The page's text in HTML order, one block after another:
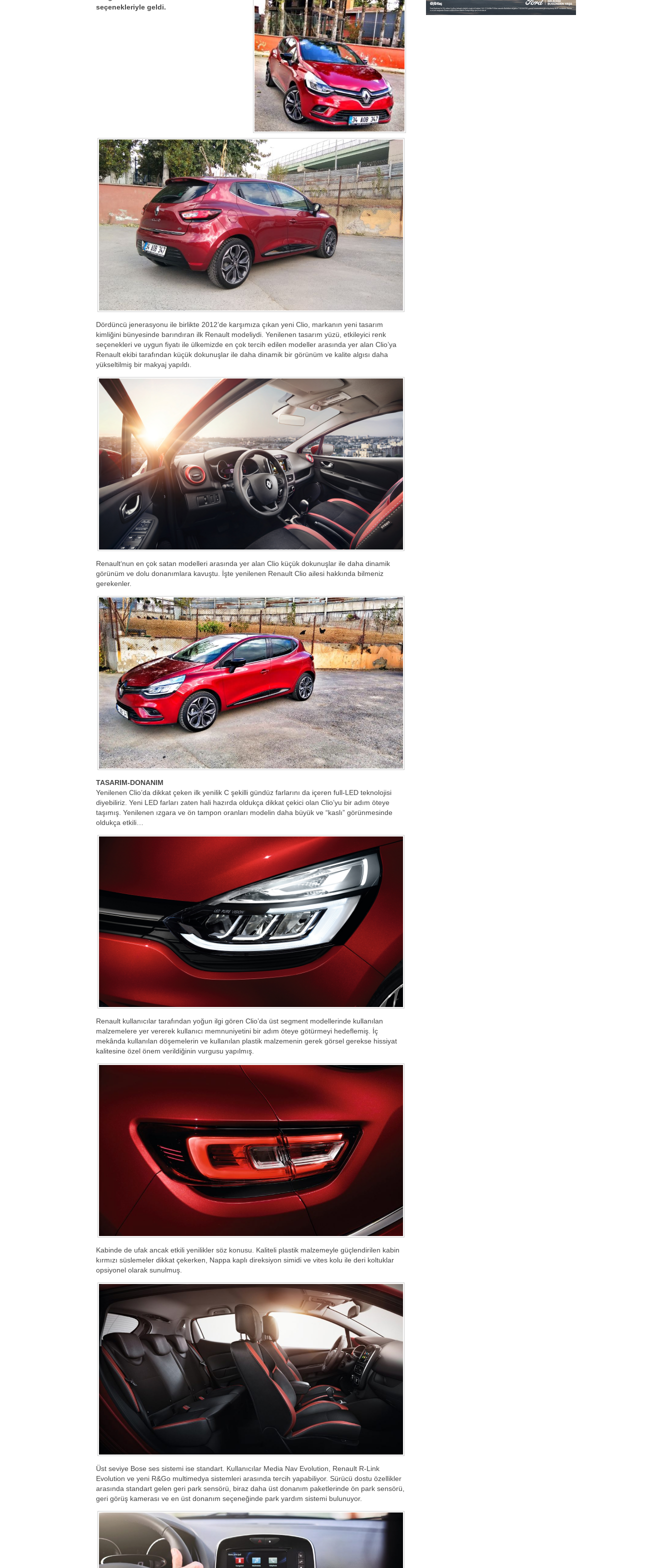
seçenekleriyle geldi.
Dördüncü jenerasyonu ile birlikte 2012’de karşımıza çıkan yeni Clio, markanın yeni tasarım
kimliğini bünyesinde barındıran ilk Renault modeliydi. Yenilenen tasarım yüzü, etkileyici renk
seçenekleri ve uygun fiyatı ile ülkemizde en çok tercih edilen modeller arasında yer alan Clio’ya
Renault ekibi tarafından küçük dokunuşlar ile daha dinamik bir görünüm ve kalite algısı daha
yükseltilmiş bir makyaj yapıldı.
Renault‘nun en çok satan modelleri arasında yer alan Clio küçük dokunuşlar ile daha dinamik
görünüm ve dolu donanımlara kavuştu. İşte yenilenen Renault Clio ailesi hakkında bilmeniz
gerekenler.
TASARIM-DONANIM
Yenilenen Clio’da dikkat çeken ilk yenilik C şekilli gündüz farlarını da içeren full-LED teknolojisi
diyebiliriz. Yeni LED farları zaten hali hazırda oldukça dikkat çekici olan Clio’yu bir adım öteye
taşımış. Yenilenen ızgara ve ön tampon oranları modelin daha büyük ve “kaslı” görünmesinde
oldukça etkili…
Renault kullanıcılar tarafından yoğun ilgi gören Clio’da üst segment modellerinde kullanılan
malzemelere yer vererek kullanıcı memnuniyetini bir adım öteye götürmeyi hedeflemiş. İç
mekânda kullanılan döşemelerin ve kullanılan plastik malzemenin gerek görsel gerekse hissiyat
kalitesine özel önem verildiğinin vurgusu yapılmış.
Kabinde de ufak ancak etkili yenilikler söz konusu. Kaliteli plastik malzemeyle güçlendirilen kabin
kırmızı süslemeler dikkat çekerken, Nappa kaplı direksiyon simidi ve vites kolu ile deri koltuklar
opsiyonel olarak sunulmuş.
Üst seviye Bose ses sistemi ise standart. Kullanıcılar Media Nav Evolution, Renault R-Link
Evolution ve yeni R&Go multimedya sistemleri arasında tercih yapabiliyor. Sürücü dostu özellikler
arasında standart gelen geri park sensörü, biraz daha üst donanım paketlerinde ön park sensörü,
geri görüş kamerası ve en üst donanım seçeneğinde park yardım sistemi bulunuyor.